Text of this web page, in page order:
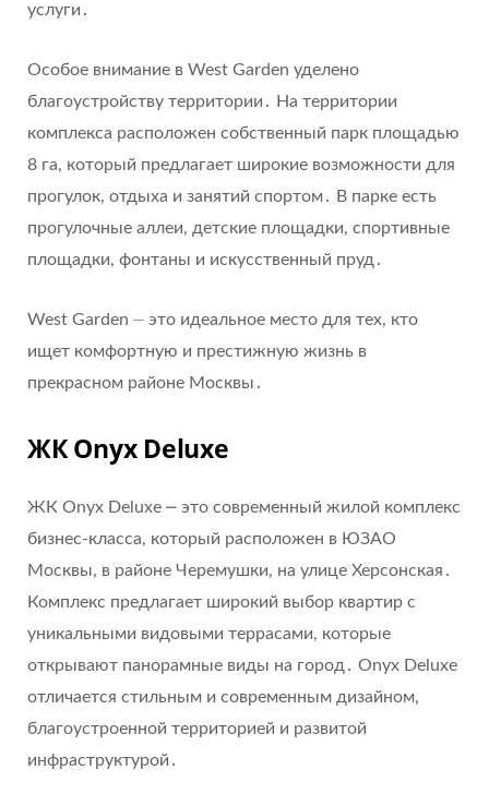
услуги․
Особое внимание в West Garden уделено
благоустройству территории․ На территории
комплекса расположен собственный парк площадью
8 га, который предлагает широкие возможности для
прогулок, отдыха и занятий спортом․ В парке есть
прогулочные аллеи, детские площадки, спортивные
площадки, фонтаны и искусственный пруд․
West Garden ⏤ это идеальное место для тех, кто
ищет комфортную и престижную жизнь в
прекрасном районе Москвы․
ЖК Onyx Deluxe
ЖК Onyx Deluxe ⎼ это современный жилой комплекс
бизнес-класса, который расположен в ЮЗАО
Москвы, в районе Черемушки, на улице Херсонская․
Комплекс предлагает широкий выбор квартир с
уникальными видовыми террасами, которые
открывают панорамные виды на город․ Onyx Deluxe
отличается стильным и современным дизайном,
благоустроенной территорией и развитой
инфраструктурой․